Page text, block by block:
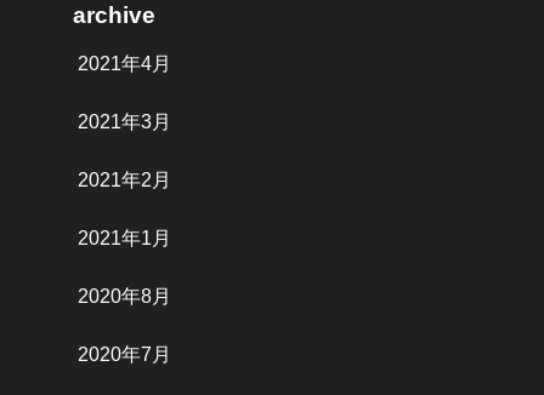
archive
2021年4月
2021年3月
2021年2月
2021年1月
2020年8月
2020年7月